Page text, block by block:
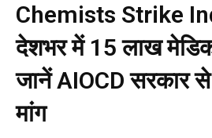
Chemists Strike
देशभर में 15 लाख
जानें AIOCD सरकार से
मांग